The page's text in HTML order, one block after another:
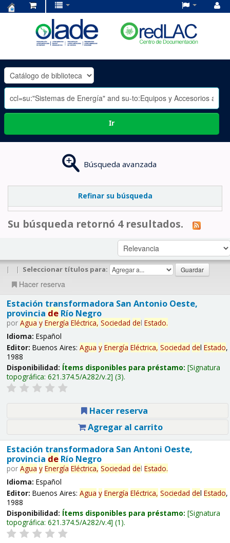
OLADE
-
Ir
Búsqueda avanzada
Refinar su búsqueda
Su búsqueda retornó 4 resultados.
| | Seleccionar títulos para:
Hacer reserva
Estación transformadora San Antonio Oeste,
provincia deRío Negro
por Agua y Energía Eléctrica, Sociedad del Estado.
Idioma: Español
Editor: Buenos Aires: Agua y Energía Eléctrica, Sociedad del Estado,
1988
Disponibilidad: Ítems disponibles para préstamo: Signatura
topográfica: 621.374.5/A282/v.2 (3).
Hacer reserva
Agregar al carrito
Estación transformadora San Antoni Oeste,
provincia deRío Negro
por Agua y Energía Eléctrica, Sociedad del Estado.
Idioma: Español
Editor: Buenos Aires: Agua y Energía Eléctrica, Sociedad del Estado,
1988
Disponibilidad: Ítems disponibles para préstamo: Signatura
topográfica: 621.374.5/A282/v.4 (1).